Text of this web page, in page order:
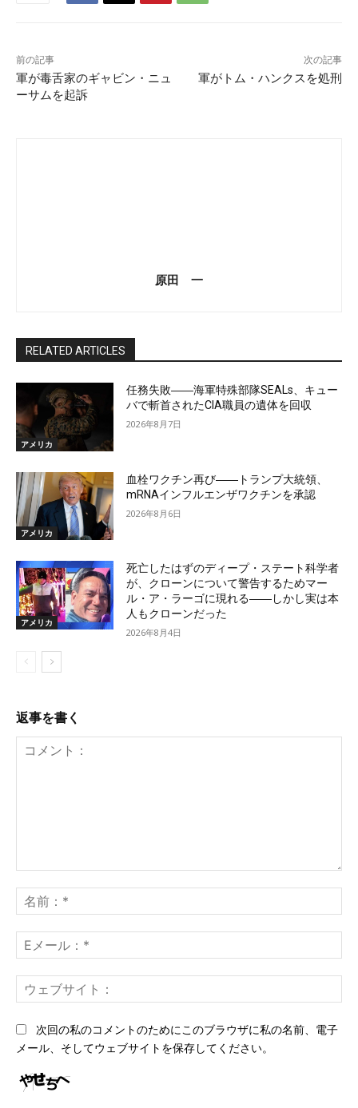
前の記事
軍が毒舌家のギャビン・ニュ
ーサムを起訴
次の記事
軍がトム・ハンクスを処刑
原田 一
RELATED ARTICLES
アメリカ
任務失敗――海軍特殊部隊SEALs、キュー
バで斬首されたCIA職員の遺体を回収
2026年8月7日
アメリカ
血栓ワクチン再び――トランプ大統領、
mRNAインフルエンザワクチンを承認
2026年8月6日
アメリカ
死亡したはずのディープ・ステート科学者
が、クローンについて警告するためマー
ル・ア・ラーゴに現れる――しかし実は本
人もクローンだった
2026年8月4日
返事を書く
ン
ト：
前
*
メ
ー
*ェ
次回の私のコメントのためにこのブラウザに私の名前、電子
メール、そしてウェブサイトを保存してください。